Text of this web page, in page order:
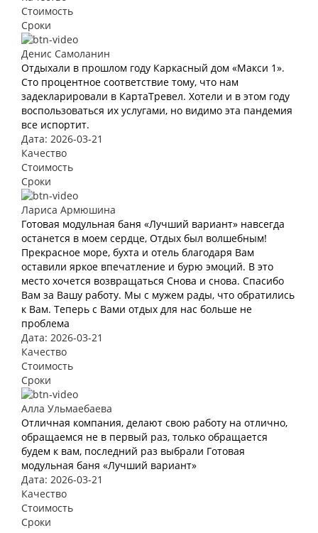
Стоимость
Сроки
Денис Самоланин
Отдыхали в прошлом году Каркасный дом «Макси 1».
Сто процентное соответствие тому, что нам
задекларировали в КартаТревел. Хотели и в этом году
воспользоваться их услугами, но видимо эта пандемия
все испортит.
Дата: 2026-03-21
Качество
Стоимость
Сроки
Лариса Армюшина
Готовая модульная баня «Лучший вариант» навсегда
останется в моем сердце, Отдых был волшебным!
Прекрасное море, бухта и отель благодаря Вам
оставили яркое впечатление и бурю эмоций. В это
место хочется возвращаться Снова и снова. Спасибо
Вам за Вашу работу. Мы с мужем рады, что обратились
к Вам. Теперь с Вами отдых для нас больше не
проблема
Дата: 2026-03-21
Качество
Стоимость
Сроки
Алла Ульмаебаева
Отличная компания, делают свою работу на отлично,
обращаемся не в первый раз, только обращается
будем к вам, последний раз выбрали Готовая
модульная баня «Лучший вариант»
Дата: 2026-03-21
Качество
Стоимость
Сроки